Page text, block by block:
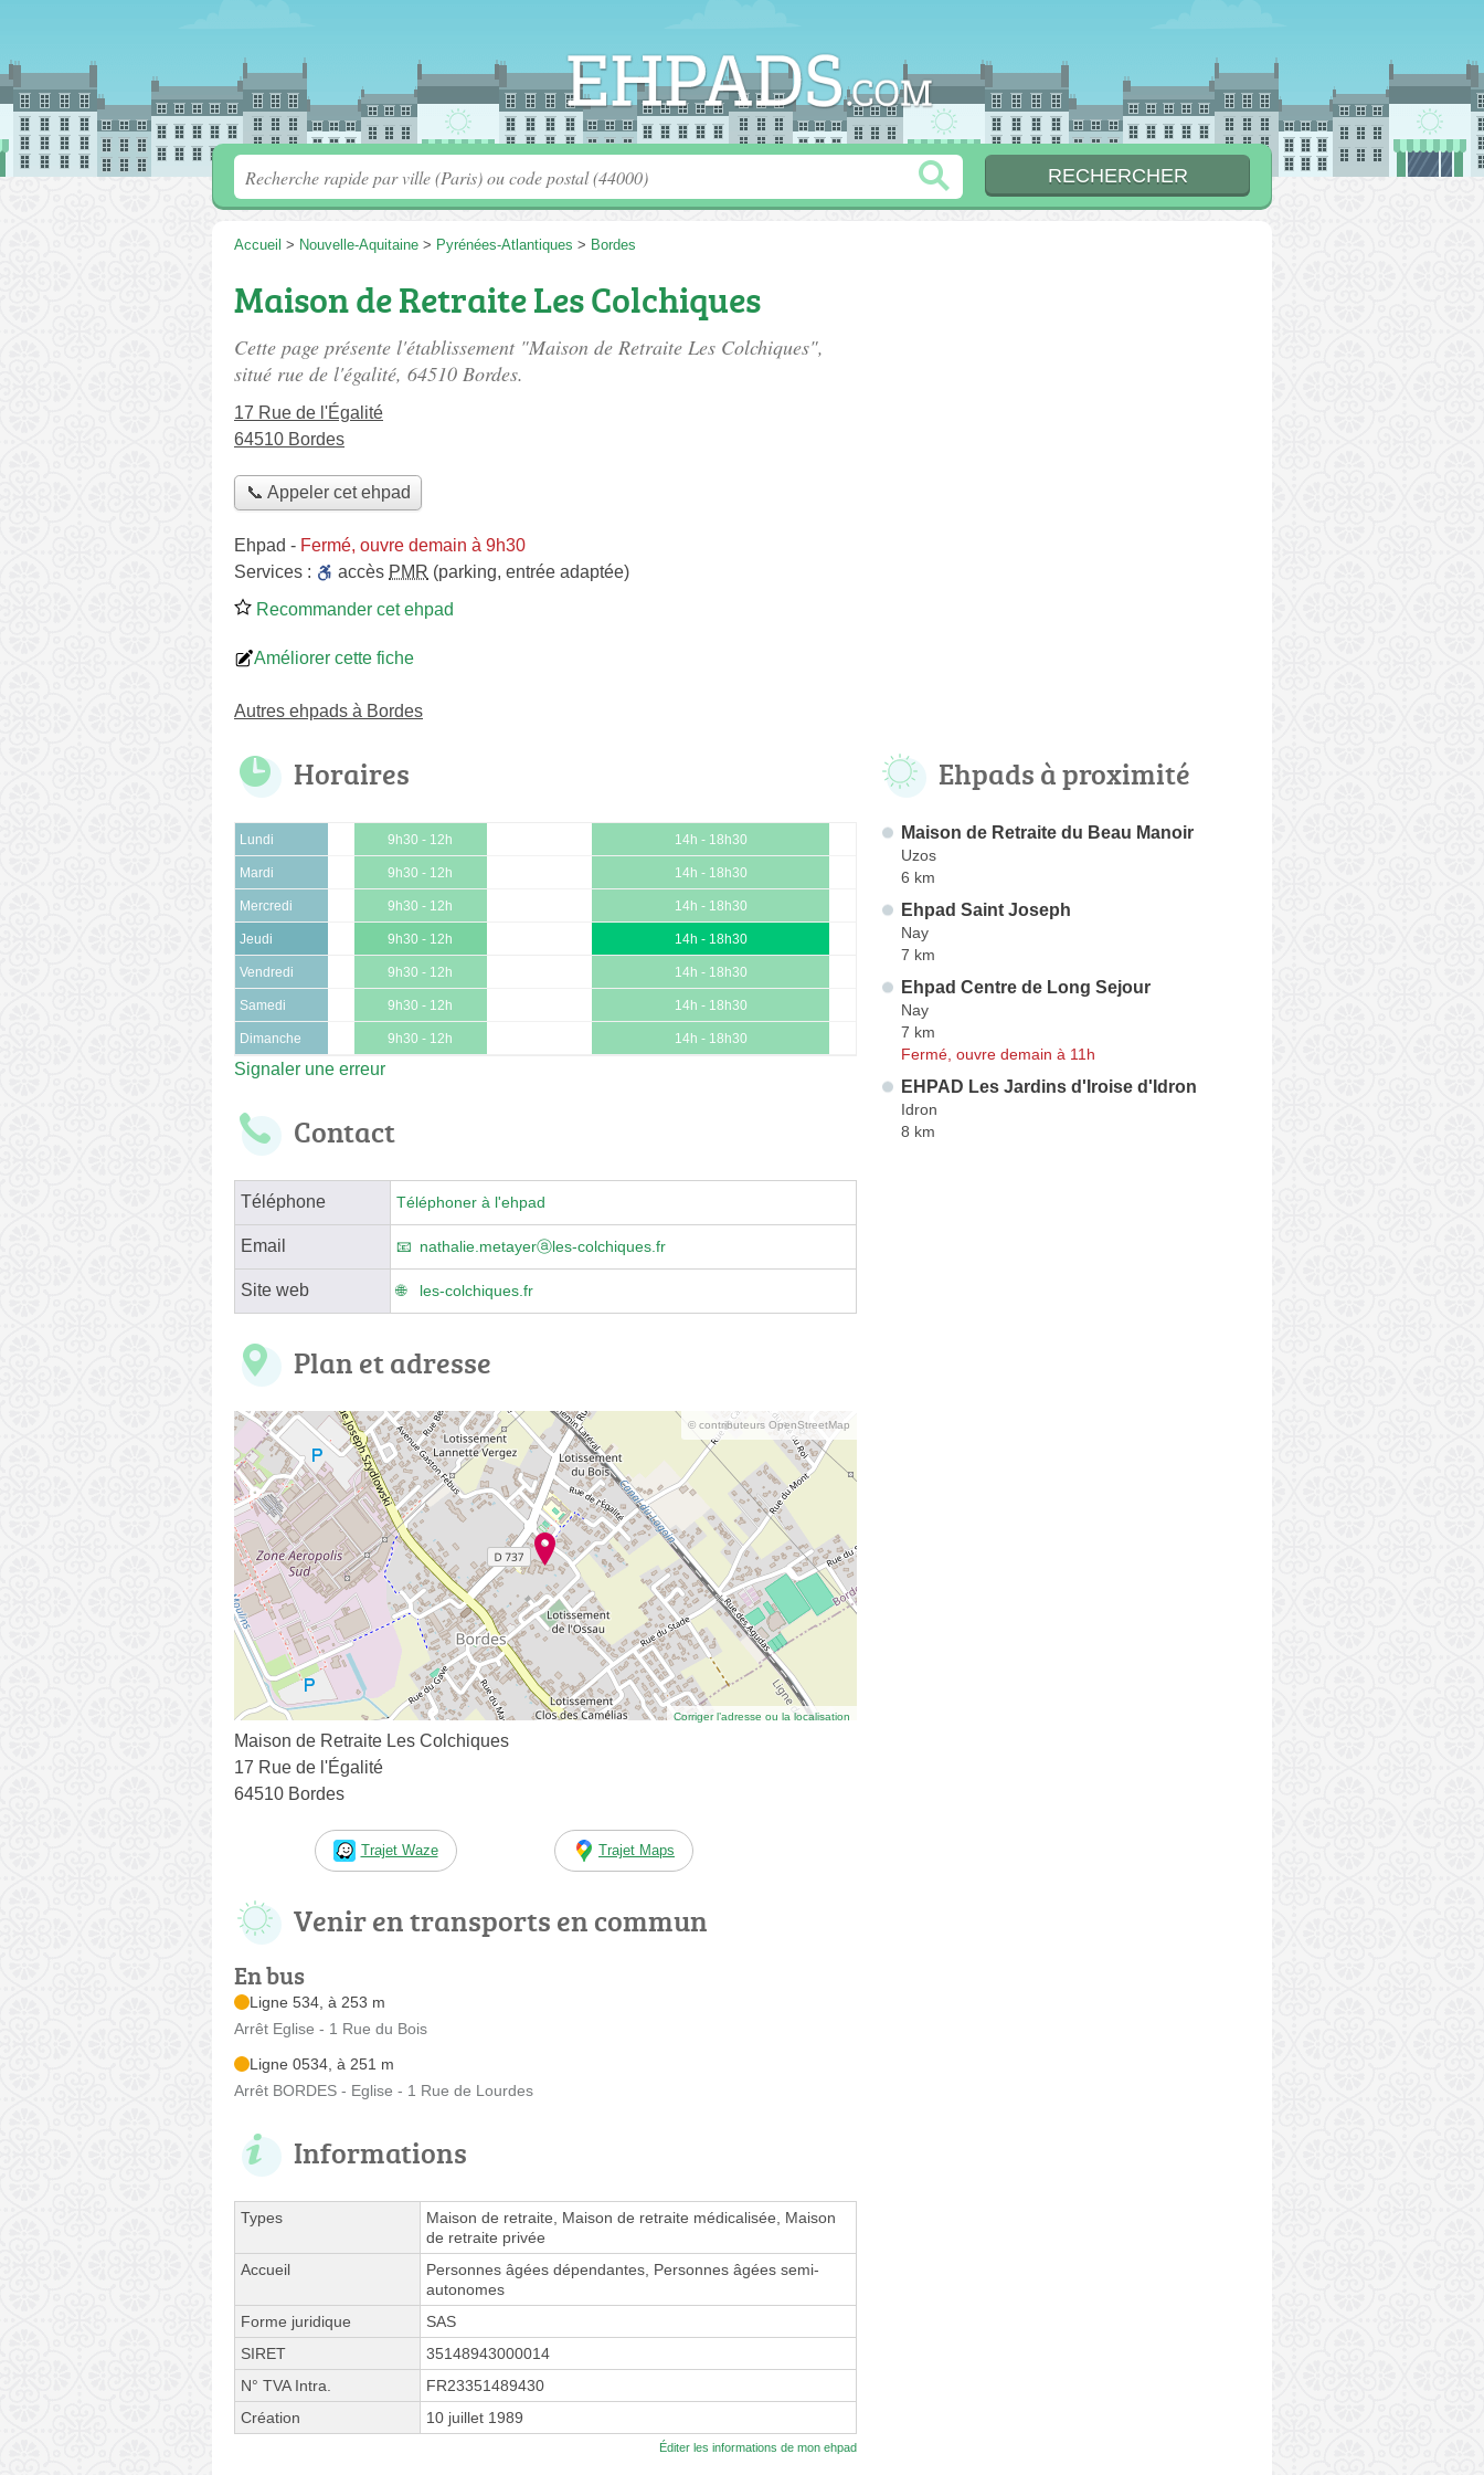
Accueil > Nouvelle-Aquitaine > Pyrénées-Atlantiques > Bordes
Maison de Retraite Les Colchiques
Cette page présente l'établissement "Maison de Retraite Les Colchiques",
situé rue de l'égalité, 64510 Bordes.
17 Rue de l'Égalité
64510 Bordes
📞 Appeler cet ehpad
Ehpad - Fermé, ouvre demain à 9h30
Services :
accès PMR (parking, entrée adaptée)
Recommander cet ehpad
Améliorer cette fiche
Autres ehpads à Bordes
Horaires
Lundi 9h30 - 12h 14h - 18h30
Mardi 9h30 - 12h 14h - 18h30
Mercredi 9h30 - 12h 14h - 18h30
Jeudi 9h30 - 12h 14h - 18h30
Vendredi 9h30 - 12h 14h - 18h30
Samedi 9h30 - 12h 14h - 18h30
Dimanche 9h30 - 12h 14h - 18h30
Signaler une erreur
Contact
Téléphone Téléphoner à l'ehpad
Email nathalie.metayerⓐles-colchiques.fr
Site web les-colchiques.fr
Plan et adresse
© contributeurs OpenStreetMap
Corriger l’adresse ou la localisation
Maison de Retraite Les Colchiques
17 Rue de l'Égalité
64510 Bordes
Trajet Waze Trajet Maps
Venir en transports en commun
En bus
Ligne 534, à 253 m
Arrêt Eglise - 1 Rue du Bois
Ligne 0534, à 251 m
Arrêt BORDES - Eglise - 1 Rue de Lourdes
Informations
Types
Maison de retraite, Maison de retraite médicalisée, Maison
de retraite privée
Accueil
Personnes âgées dépendantes, Personnes âgées semi-
autonomes
Forme juridique
SAS
SIRET
35148943000014
N° TVA Intra.
FR23351489430
Création
10 juillet 1989
Éditer les informations de mon ehpad
Ehpads à proximité
Maison de Retraite du Beau Manoir
Uzos
6 km
Ehpad Saint Joseph
Nay
7 km
Ehpad Centre de Long Sejour
Nay
7 km
Fermé, ouvre demain à 11h
EHPAD Les Jardins d'Iroise d'Idron
Idron
8 km